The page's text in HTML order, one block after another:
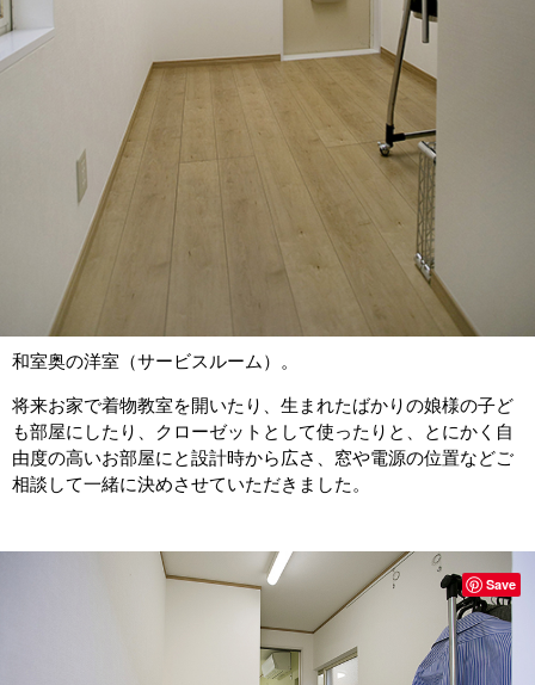
和室奥の洋室（サービスルーム）。
将来お家で着物教室を開いたり、生まれたばかりの娘様の子ど
も部屋にしたり、クローゼットとして使ったりと、とにかく自
由度の高いお部屋にと設計時から広さ、窓や電源の位置などご
相談して一緒に決めさせていただきました。
Save